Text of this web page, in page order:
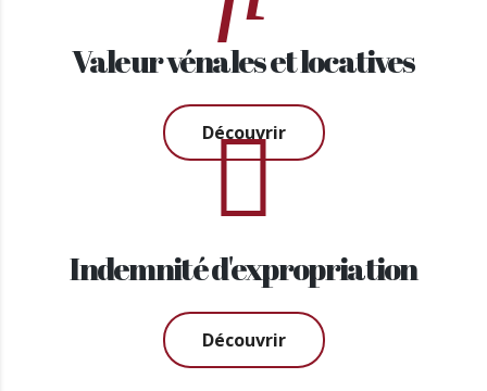
Valeur vénales et locatives
Découvrir
Indemnité d'expropriation
Découvrir